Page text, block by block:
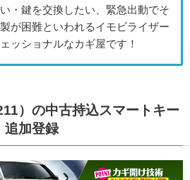
・鍵を交換したい、緊急出動でそ
が困難といわれるイモビライザー
ッショナルなカギ屋です！
）の中古持込スマートキー
追加登録